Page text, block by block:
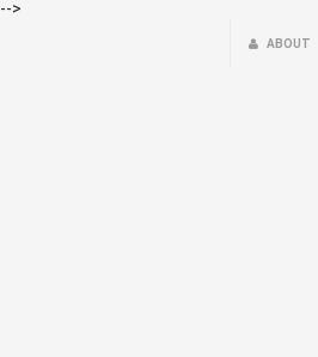
-->
ABOUT